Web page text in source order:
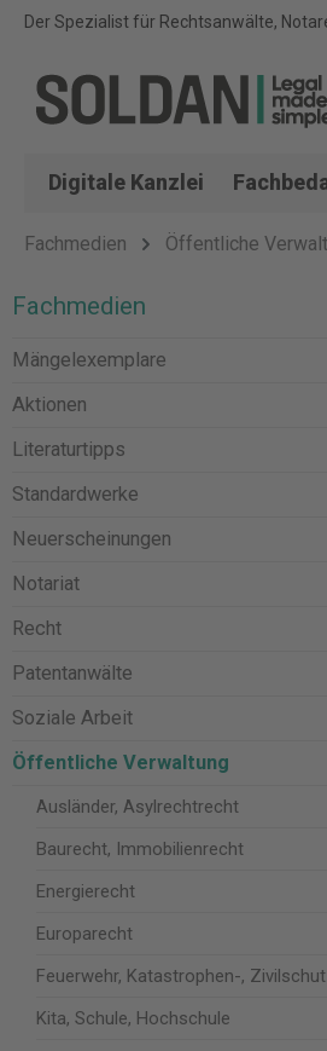
Der Spezialist für Rechtsanwälte,
Digitale Kanzlei
Fachmedien Öffentliche
Fachmedien
Mängelexemplare
Aktionen
Literaturtipps
Standardwerke
Neuerscheinungen
Notariat
Recht
Patentanwälte
Soziale Arbeit
Öffentliche Verwaltung
Ausländer, Asylrechtrecht
Baurecht, Immobilienrecht
Energierecht
Europarecht
Feuerwehr, Katastrophen-,
Kita, Schule, Hochschule